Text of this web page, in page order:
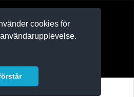
cookies för